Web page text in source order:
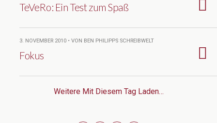
TeVeRo: Ein Test zum Spaß
3. NOVEMBER 2010 • VON BEN PHILIPPS SCHREIBWELT
Fokus
Weitere Mit Diesem Tag Laden…